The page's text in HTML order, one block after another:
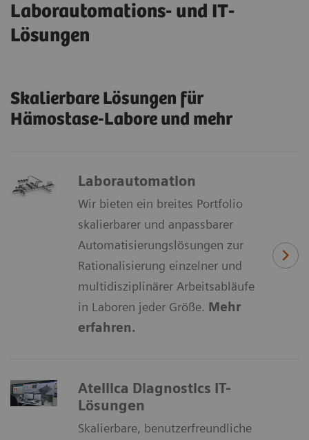
Laborautomations- und IT-
Lösungen
Skalierbare Lösungen für
Hämostase-Labore und mehr
Laborautomation
Wir bieten ein breites Portfolio
skalierbarer und anpassbarer
Automatisierungslösungen zur
Rationalisierung einzelner und
multidisziplinärer Arbeitsabläufe
in Laboren jeder Größe. Mehr
erfahren.
Atellica Diagnostics IT-
Lösungen
Skalierbare, benutzerfreundliche